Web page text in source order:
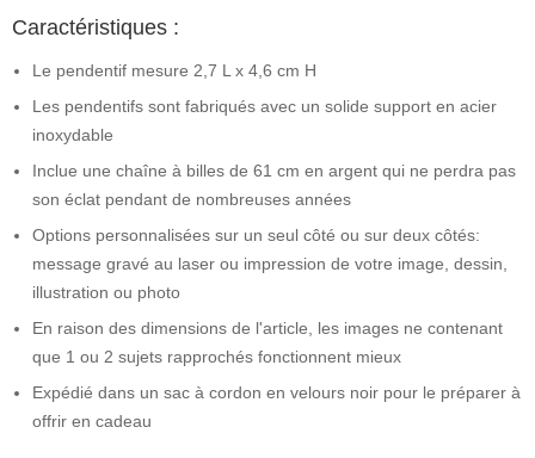
Caractéristiques :
Le pendentif mesure 2,7 L x 4,6 cm H
Les pendentifs sont fabriqués avec un solide support en acier
inoxydable
Inclue une chaîne à billes de 61 cm en argent qui ne perdra pas
son éclat pendant de nombreuses années
Options personnalisées sur un seul côté ou sur deux côtés:
message gravé au laser ou impression de votre image, dessin,
illustration ou photo
En raison des dimensions de l'article, les images ne contenant
que 1 ou 2 sujets rapprochés fonctionnent mieux
Expédié dans un sac à cordon en velours noir pour le préparer à
offrir en cadeau